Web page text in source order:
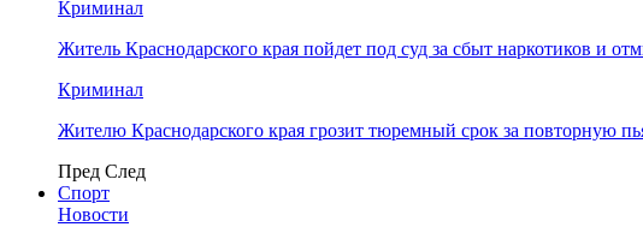
Криминал
Житель Краснодарского края пойдет под суд за сбыт наркотиков и
Криминал
Жителю Краснодарского края грозит тюремный срок за повторную
Пред След
Спорт
Новости